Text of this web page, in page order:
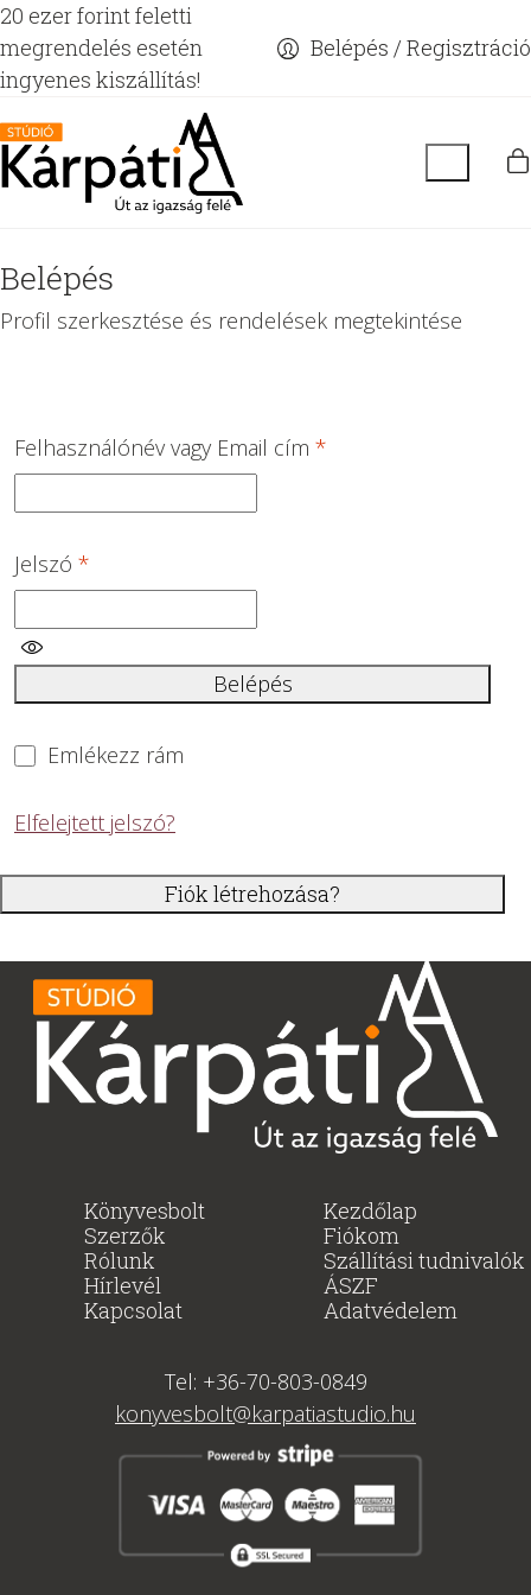
20 ezer forint feletti
megrendelés esetén
ingyenes kiszállítás!
Belépés / Regisztráció
Belépés
Profil szerkesztése és rendelések megtekintése
Felhasználónév vagy Email cím *
Jelszó *
Belépés
Emlékezz rám
Elfelejtett jelszó?
Fiók létrehozása?
Könyvesbolt
Szerzők
Rólunk
Hírlevél
Kapcsolat
Kezdőlap
Fiókom
Szállítási tudnivalók
ÁSZF
Adatvédelem
Tel: +36-70-803-0849
konyvesbolt@karpatiastudio.hu